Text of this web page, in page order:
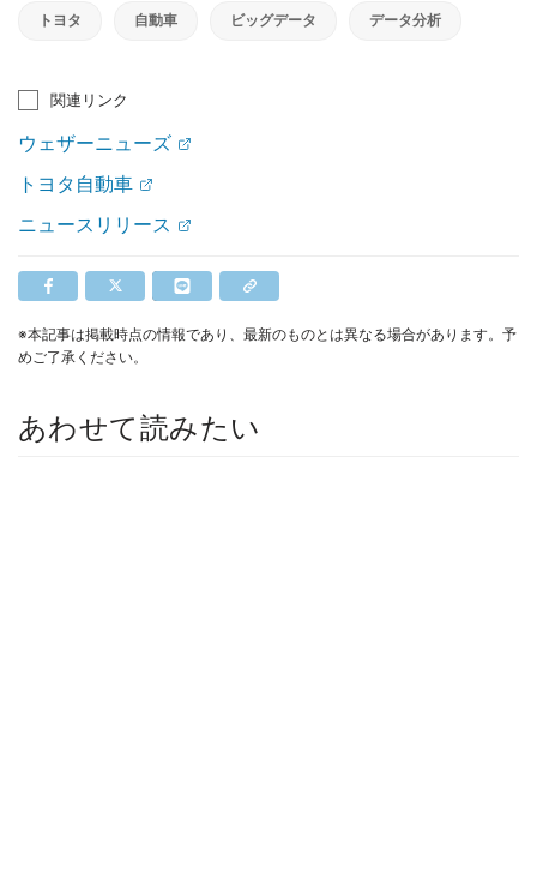
トヨタ 自動車 ビッグデータ データ分析
関連リンク
ウェザーニューズ
トヨタ自動車
ニュースリリース
※本記事は掲載時点の情報であり、最新のものとは異なる場合があります。予
めご了承ください。
あわせて読みたい